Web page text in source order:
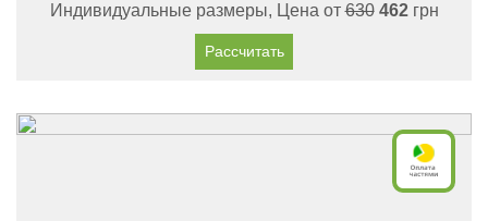
Индивидуальные размеры, Цена от630 462грн
Рассчитать